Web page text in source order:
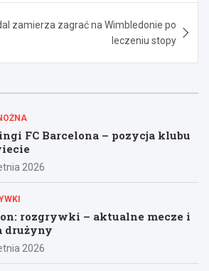
zamierza zagrać na Wimbledonie po
leczeniu stopy
FC Barcelona – pozycja klubu
2026
rozgrywki – aktualne mecze i
drużyny
2026